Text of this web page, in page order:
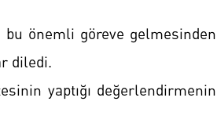
önemli göreve gelmesinden
diledi.
yaptığı değerlendirmenin